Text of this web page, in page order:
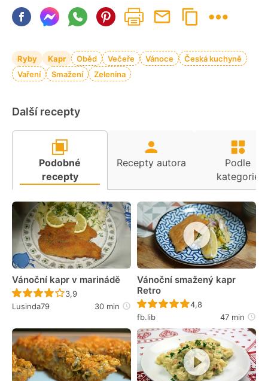
Ryby Kapr Oběd Večeře Vánoce
Česká kuchyně
Vaření
Smažení Zelenina
Další recepty
Podobné
recepty
Recepty autora
Podle
kategorie
Vánoční kapr v marinádě
Recept ještě nebyl hodnocen
3,9
Lusinda79
30 min
Vánoční smažený kapr
Retro
Recept ještě nebyl
4,8
fb.lib
47 min